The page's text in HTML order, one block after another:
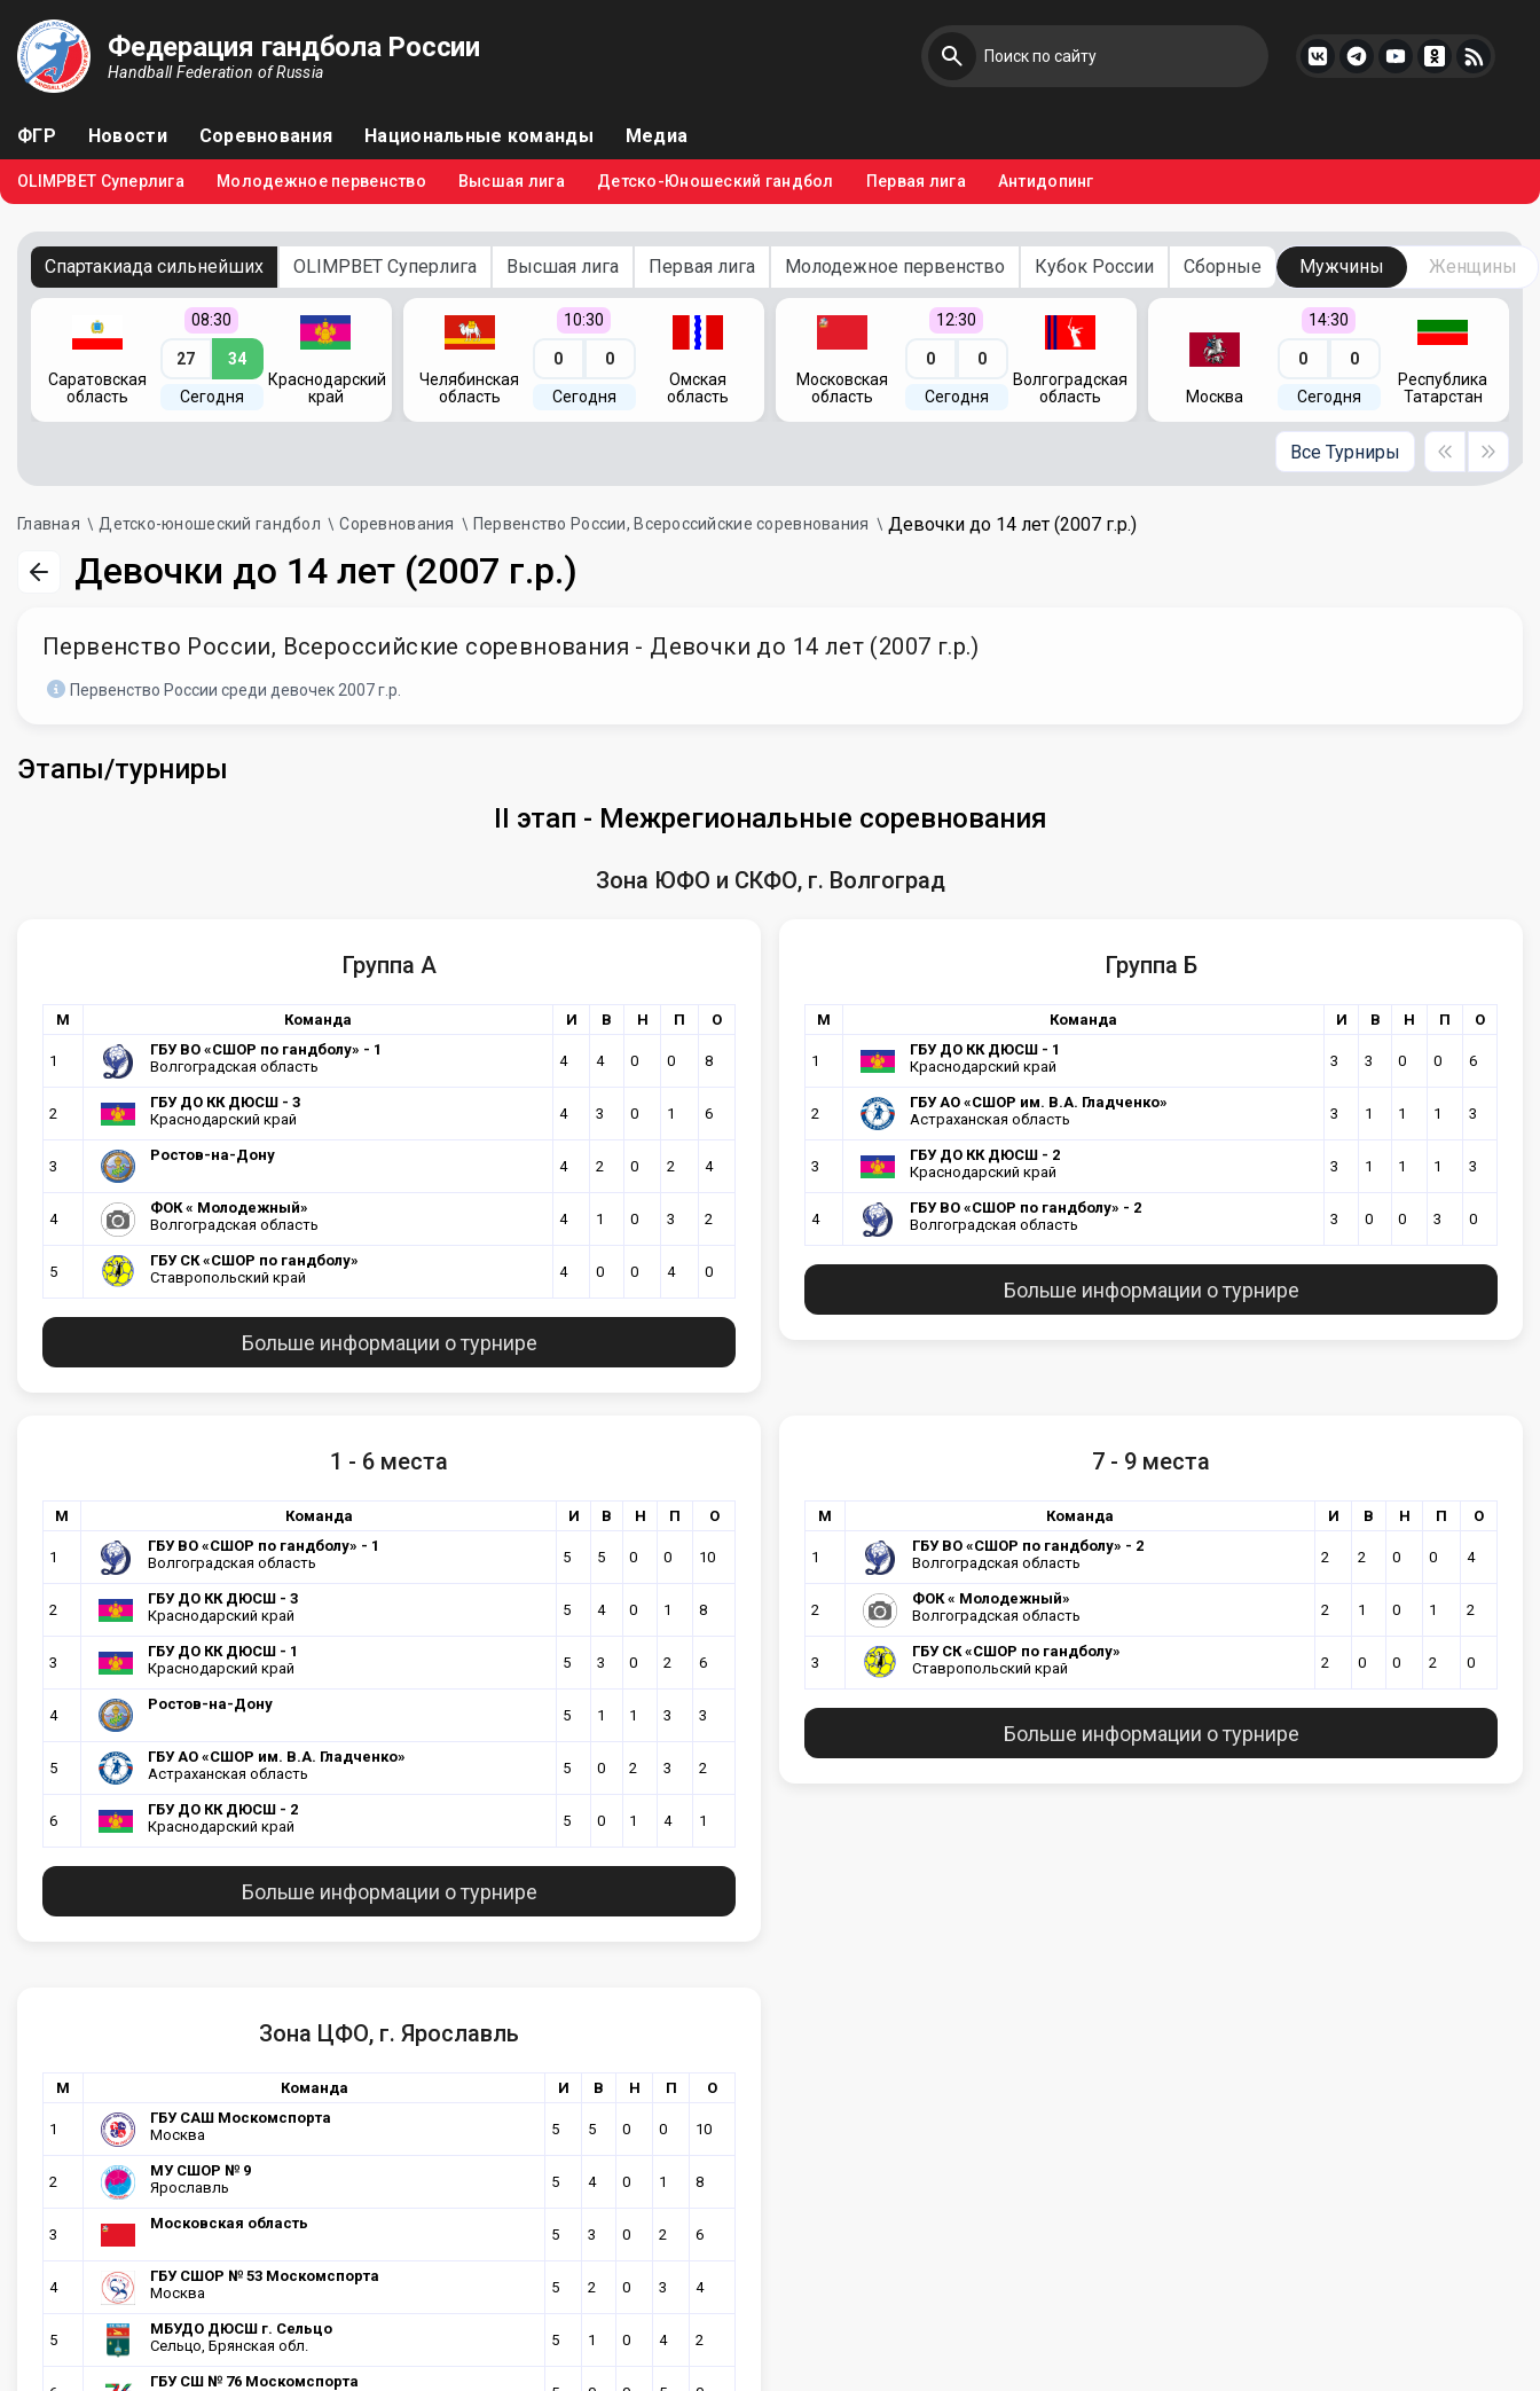
Федерация гандбола России
Handball Federation of Russia
ФГР Новости Соревнования Национальные команды Медиа
OLIMPBET Суперлига Молодежное первенство Высшая лига Детско-Юношеский гандбол Первая лига Антидопинг
Спартакиада сильнейших OLIMPBET Суперлига Высшая лига Первая лига Молодежное первенство Кубок России Сборные Мужчины Женщины
Саратовская
область
08:30
27 34
Сегодня
Краснодарский
край
Челябинская
область
10:30
0 0
Сегодня
Омская
область
Московская
область
12:30
0 0
Сегодня
Волгоградская
область
Москва
14:30
0 0
Сегодня
Республика
Татарстан
Все Турниры
Главная Детско-юношеский гандбол Соревнования Первенство России, Всероссийские соревнования Девочки до 14 лет (2007 г.р.)
Девочки до 14 лет (2007 г.р.)
Первенство России, Всероссийские соревнования - Девочки до 14 лет (2007 г.р.)
Первенство России среди девочек 2007 г.р.
Этапы/турниры
II этап - Межрегиональные соревнования
Зона ЮФО и СКФО, г. Волгоград
Группа А
М Команда И В Н П О
1
ГБУ ВО «СШОР по гандболу» - 1
Волгоградская область
4 4 0 0 8
2
ГБУ ДО КК ДЮСШ - 3
Краснодарский край
4 3 0 1 6
3
Ростов-на-Дону
4 2 0 2 4
4
ФОК « Молодежный»
Волгоградская область
4 1 0 3 2
5
ГБУ СК «СШОР по гандболу»
Ставропольский край
4 0 0 4 0
Больше информации о турнире
Группа Б
М Команда И В Н П О
1
ГБУ ДО КК ДЮСШ - 1
Краснодарский край
3 3 0 0 6
2
ГБУ АО «СШОР им. В.А. Гладченко»
Астраханская область
3 1 1 1 3
3
ГБУ ДО КК ДЮСШ - 2
Краснодарский край
3 1 1 1 3
4
ГБУ ВО «СШОР по гандболу» - 2
Волгоградская область
3 0 0 3 0
Больше информации о турнире
1 - 6 места
М Команда И В Н П О
1
ГБУ ВО «СШОР по гандболу» - 1
Волгоградская область
5 5 0 0 10
2
ГБУ ДО КК ДЮСШ - 3
Краснодарский край
5 4 0 1 8
3
ГБУ ДО КК ДЮСШ - 1
Краснодарский край
5 3 0 2 6
4
Ростов-на-Дону
5 1 1 3 3
5
ГБУ АО «СШОР им. В.А. Гладченко»
Астраханская область
5 0 2 3 2
6
ГБУ ДО КК ДЮСШ - 2
Краснодарский край
5 0 1 4 1
Больше информации о турнире
7 - 9 места
М Команда И В Н П О
1
ГБУ ВО «СШОР по гандболу» - 2
Волгоградская область
2 2 0 0 4
2
ФОК « Молодежный»
Волгоградская область
2 1 0 1 2
3
ГБУ СК «СШОР по гандболу»
Ставропольский край
2 0 0 2 0
Больше информации о турнире
Зона ЦФО, г. Ярославль
М Команда И В Н П О
1
ГБУ САШ Москомспорта
Москва
5 5 0 0 10
2
МУ СШОР № 9
Ярославль
5 4 0 1 8
3
Московская область
5 3 0 2 6
4
ГБУ CШОР № 53 Москомспорта
Москва
5 2 0 3 4
5
МБУДО ДЮСШ г. Сельцо
Сельцо, Брянская обл.
5 1 0 4 2
ГБУ СШ № 76 Москомспорта